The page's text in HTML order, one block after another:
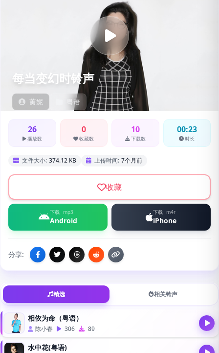
每当变幻时铃声
薰妮 粤语
26
播放数
0
收藏数
10
下载数
00:23
时长
文件大小: 374.12 KB 上传时间: 7个月前
收藏
下载 mp3
Android
下载 m4r
iPhone
分享:
精选 相关铃声
相依为命（粤语）
陈小春 306 89
水中花(粤语)